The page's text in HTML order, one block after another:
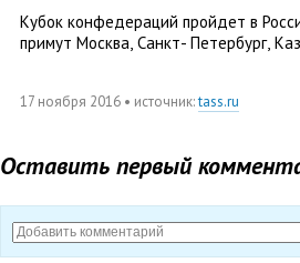
Кубок конфедераций пройдет в
примут Москва, Санкт- Петербург,
17 ноября 2016 • источник:tass.ru
Оставить первый